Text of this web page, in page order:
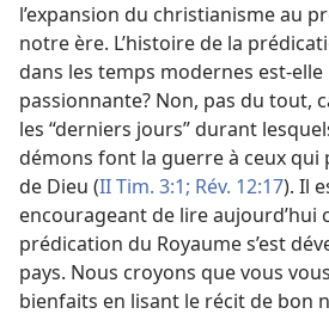
l’expansion du christianisme au
notre ère. L’histoire de la
dans les temps modernes est-​elle
passionnante? Non, pas du tout,
les “derniers jours” durant
démons font la guerre à ceux qui
de Dieu (II Tim. 3:1; Rév. 12:17). Il
encourageant de lire aujourd’hui
prédication du Royaume s’est
pays. Nous croyons que vous
bienfaits en lisant le récit de bon